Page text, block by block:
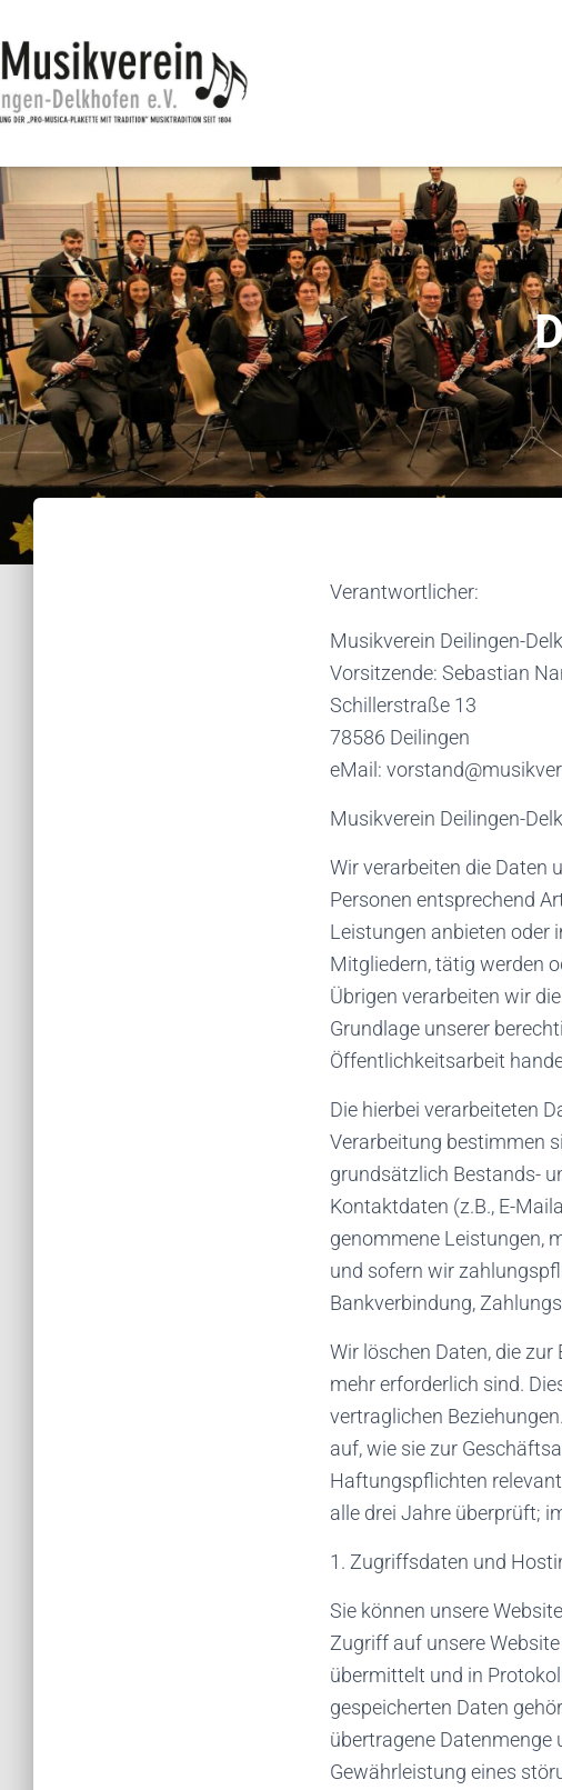
Verantwortlicher:
Musikverein Deilingen-
Vorsitzende: Sebastian
Schillerstraße 13
78586 Deilingen
eMail:
Musikverein Deilingen-
Wir verarbeiten die Daten
Personen entsprechend
Leistungen anbieten oder
Mitgliedern, tätig werden
Übrigen verarbeiten wir
Grundlage unserer
Öffentlichkeitsarbeit
Die hierbei verarbeiteten
Verarbeitung bestimmen
grundsätzlich Bestands-
Kontaktdaten (z.B., E-
genommene Leistungen,
und sofern wir
Bankverbindung,
Wir löschen Daten, die
mehr erforderlich sind.
vertraglichen
auf, wie sie zur
Haftungspflichten
alle drei Jahre überprüft;
1. Zugriffsdaten und
Sie können unsere
Zugriff auf unsere
übermittelt und in
gespeicherten Daten
übertragene Datenmenge
Gewährleistung eines